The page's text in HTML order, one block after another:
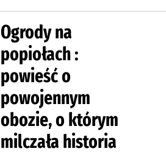
Ogrody na
popiołach :
powieść o
powojennym
obozie, o którym
milczała historia